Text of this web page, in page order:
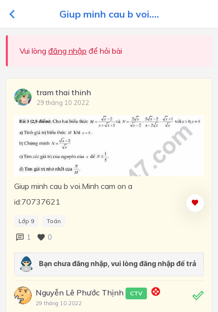
Giup minh cau b voi....
Vui lòng đăng nhập để hỏi bài
tram thai thinh
29 tháng 10 2022
Giup minh cau b voi.Minh cam on a
id:70737621
Lớp 9 Toán
1 0
Nguyễn Lê Phước Thịnh CTV
29 tháng 10 2022